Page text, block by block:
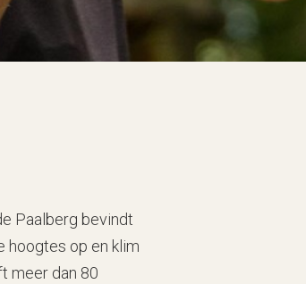
Paalberg bevindt
hoogtes op en klim
meer dan 80